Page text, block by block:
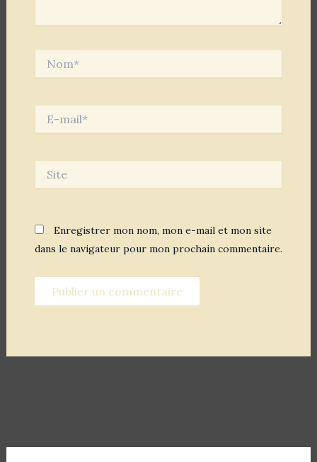
mail*
Enregistrer mon nom, mon e-mail et mon site
dans le navigateur pour mon prochain commentaire.